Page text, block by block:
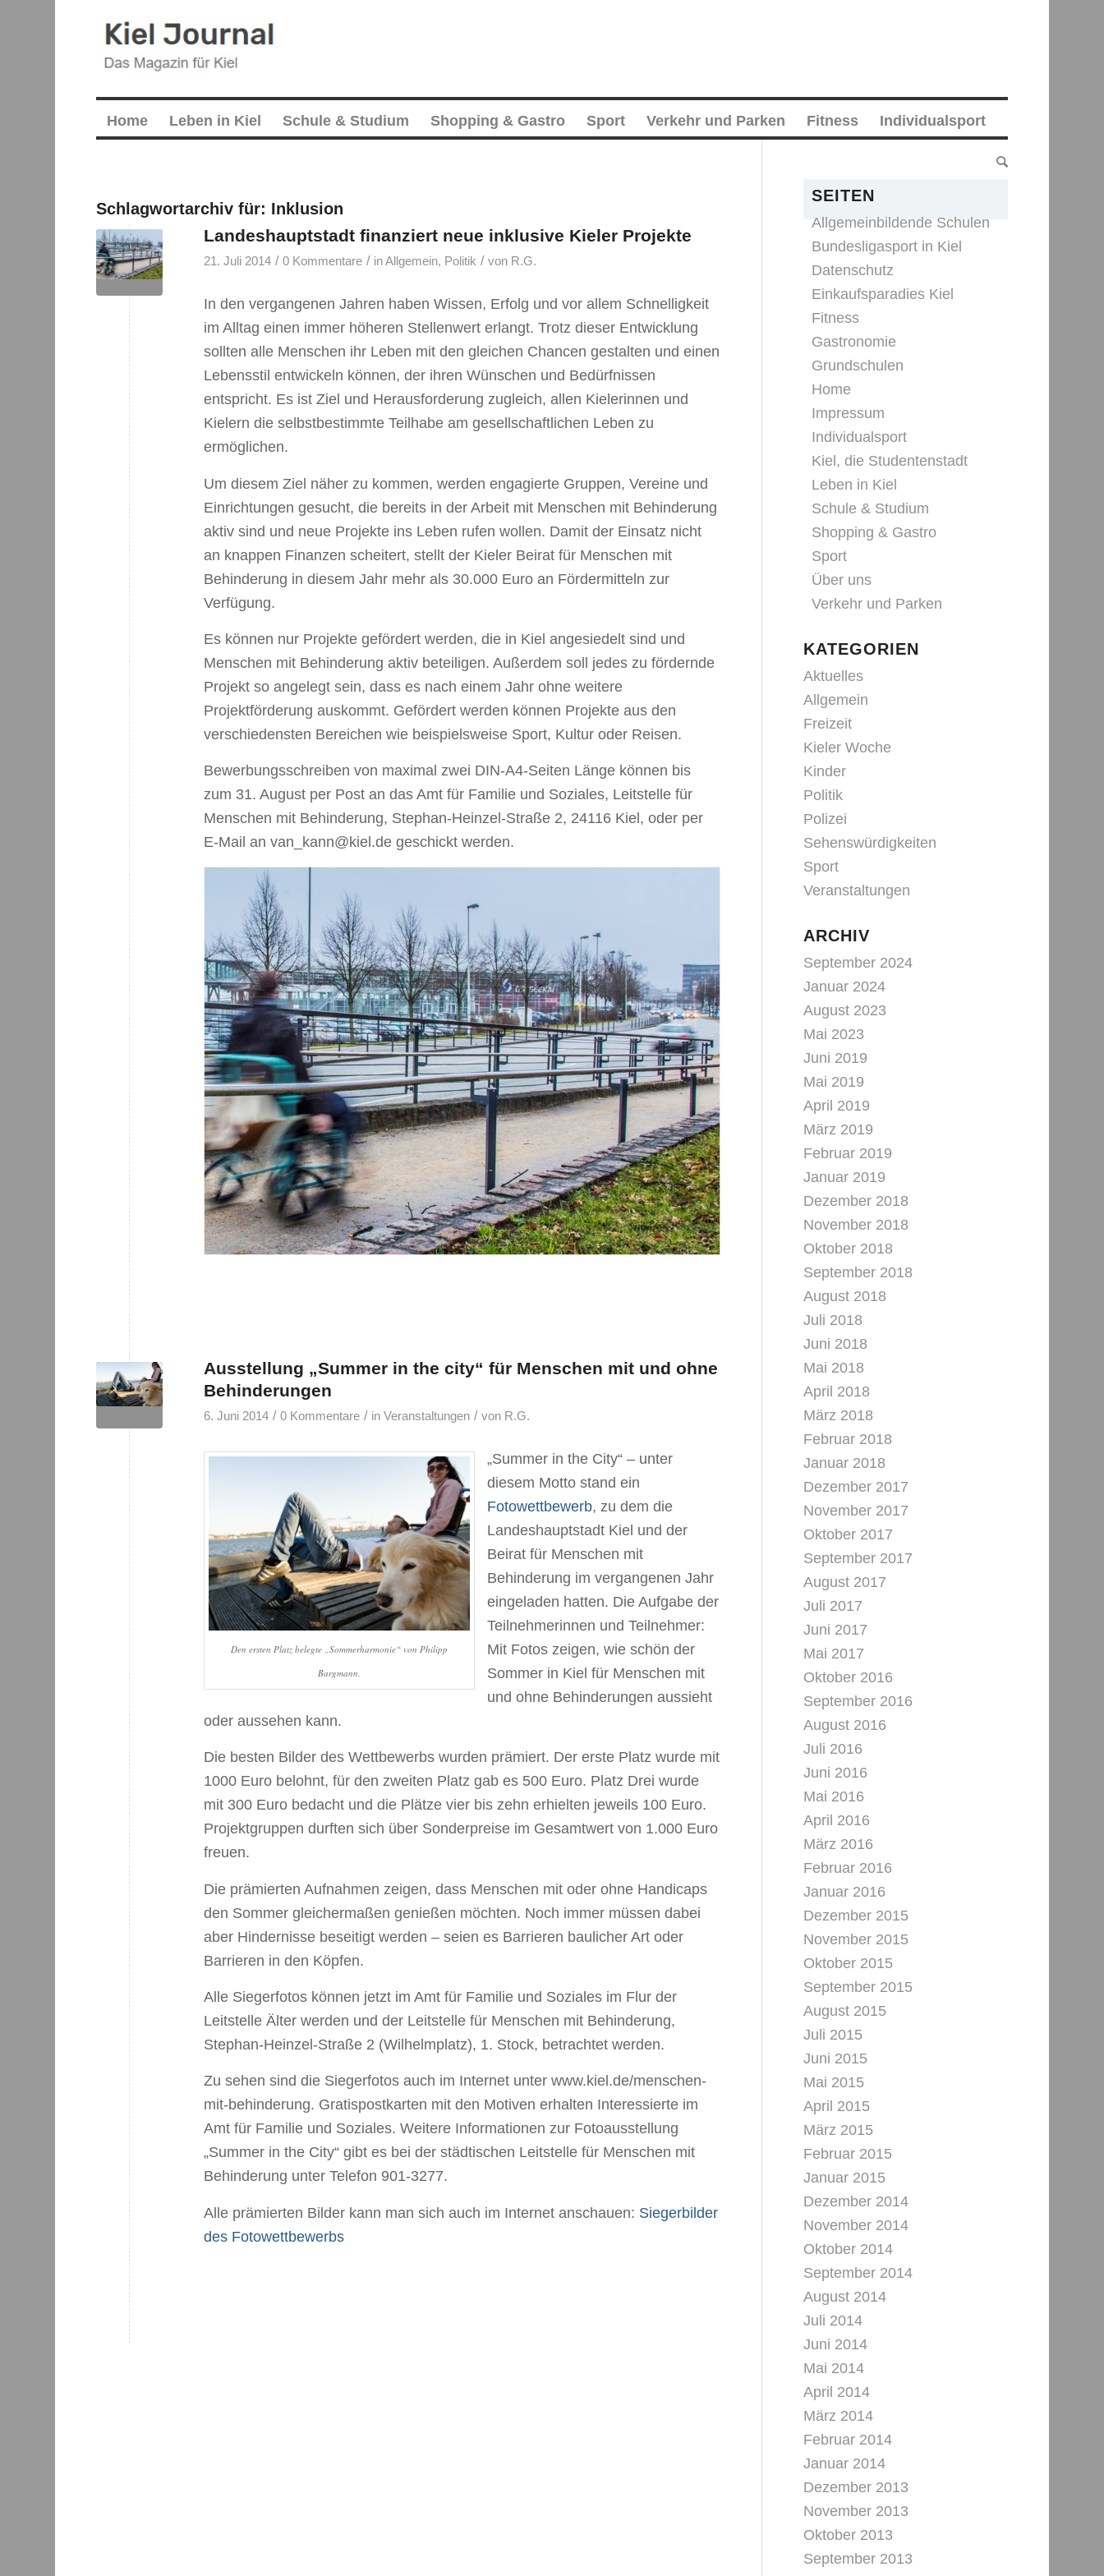
Home Leben in Kiel Schule & Studium Shopping & Gastro Sport Verkehr und Parken Fitness Individualsport
Schlagwortarchiv für: Inklusion
Landeshauptstadt finanziert neue inklusive Kieler Projekte
21. Juli 2014 / 0 Kommentare / inAllgemein, Politik / von R.G.
In den vergangenen Jahren haben Wissen, Erfolg und vor allem Schnelligkeit
im Alltag einen immer höheren Stellenwert erlangt. Trotz dieser Entwicklung
sollten alle Menschen ihr Leben mit den gleichen Chancen gestalten und einen
Lebensstil entwickeln können, der ihren Wünschen und Bedürfnissen
entspricht. Es ist Ziel und Herausforderung zugleich, allen Kielerinnen und
Kielern die selbstbestimmte Teilhabe am gesellschaftlichen Leben zu
ermöglichen.
Um diesem Ziel näher zu kommen, werden engagierte Gruppen, Vereine und
Einrichtungen gesucht, die bereits in der Arbeit mit Menschen mit Behinderung
aktiv sind und neue Projekte ins Leben rufen wollen. Damit der Einsatz nicht
an knappen Finanzen scheitert, stellt der Kieler Beirat für Menschen mit
Behinderung in diesem Jahr mehr als 30.000 Euro an Fördermitteln zur
Verfügung.
Es können nur Projekte gefördert werden, die in Kiel angesiedelt sind und
Menschen mit Behinderung aktiv beteiligen. Außerdem soll jedes zu fördernde
Projekt so angelegt sein, dass es nach einem Jahr ohne weitere
Projektförderung auskommt. Gefördert werden können Projekte aus den
verschiedensten Bereichen wie beispielsweise Sport, Kultur oder Reisen.
Bewerbungsschreiben von maximal zwei DIN-A4-Seiten Länge können bis
zum 31. August per Post an das Amt für Familie und Soziales, Leitstelle für
Menschen mit Behinderung, Stephan-Heinzel-Straße 2, 24116 Kiel, oder per
E-Mail an van_kann@kiel.de geschickt werden.
Ausstellung „Summer in the city“ für Menschen mit und ohne
Behinderungen
6. Juni 2014 / 0 Kommentare / inVeranstaltungen / von R.G.
Den ersten Platz belegte „Sommerharmonie“ von Philipp
Bargmann.
„Summer in the City“ – unter
diesem Motto stand ein
Fotowettbewerb, zu dem die
Landeshauptstadt Kiel und der
Beirat für Menschen mit
Behinderung im vergangenen Jahr
eingeladen hatten. Die Aufgabe der
Teilnehmerinnen und Teilnehmer:
Mit Fotos zeigen, wie schön der
Sommer in Kiel für Menschen mit
und ohne Behinderungen aussieht
oder aussehen kann.
Die besten Bilder des Wettbewerbs wurden prämiert. Der erste Platz wurde mit
1000 Euro belohnt, für den zweiten Platz gab es 500 Euro. Platz Drei wurde
mit 300 Euro bedacht und die Plätze vier bis zehn erhielten jeweils 100 Euro.
Projektgruppen durften sich über Sonderpreise im Gesamtwert von 1.000 Euro
freuen.
Die prämierten Aufnahmen zeigen, dass Menschen mit oder ohne Handicaps
den Sommer gleichermaßen genießen möchten. Noch immer müssen dabei
aber Hindernisse beseitigt werden – seien es Barrieren baulicher Art oder
Barrieren in den Köpfen.
Alle Siegerfotos können jetzt im Amt für Familie und Soziales im Flur der
Leitstelle Älter werden und der Leitstelle für Menschen mit Behinderung,
Stephan-Heinzel-Straße 2 (Wilhelmplatz), 1. Stock, betrachtet werden.
Zu sehen sind die Siegerfotos auch im Internet unter www.kiel.de/menschen-
mit-behinderung. Gratispostkarten mit den Motiven erhalten Interessierte im
Amt für Familie und Soziales. Weitere Informationen zur Fotoausstellung
„Summer in the City“ gibt es bei der städtischen Leitstelle für Menschen mit
Behinderung unter Telefon 901-3277.
Alle prämierten Bilder kann man sich auch im Internet anschauen: Siegerbilder
des Fotowettbewerbs
SEITEN
Allgemeinbildende Schulen
Bundesligasport in Kiel
Datenschutz
Einkaufsparadies Kiel
Fitness
Gastronomie
Grundschulen
Home
Impressum
Individualsport
Kiel, die Studentenstadt
Leben in Kiel
Schule & Studium
Shopping & Gastro
Sport
Über uns
Verkehr und Parken
KATEGORIEN
Aktuelles
Allgemein
Freizeit
Kieler Woche
Kinder
Politik
Polizei
Sehenswürdigkeiten
Sport
Veranstaltungen
ARCHIV
September 2024
Januar 2024
August 2023
Mai 2023
Juni 2019
Mai 2019
April 2019
März 2019
Februar 2019
Januar 2019
Dezember 2018
November 2018
Oktober 2018
September 2018
August 2018
Juli 2018
Juni 2018
Mai 2018
April 2018
März 2018
Februar 2018
Januar 2018
Dezember 2017
November 2017
Oktober 2017
September 2017
August 2017
Juli 2017
Juni 2017
Mai 2017
Oktober 2016
September 2016
August 2016
Juli 2016
Juni 2016
Mai 2016
April 2016
März 2016
Februar 2016
Januar 2016
Dezember 2015
November 2015
Oktober 2015
September 2015
August 2015
Juli 2015
Juni 2015
Mai 2015
April 2015
März 2015
Februar 2015
Januar 2015
Dezember 2014
November 2014
Oktober 2014
September 2014
August 2014
Juli 2014
Juni 2014
Mai 2014
April 2014
März 2014
Februar 2014
Januar 2014
Dezember 2013
November 2013
Oktober 2013
September 2013